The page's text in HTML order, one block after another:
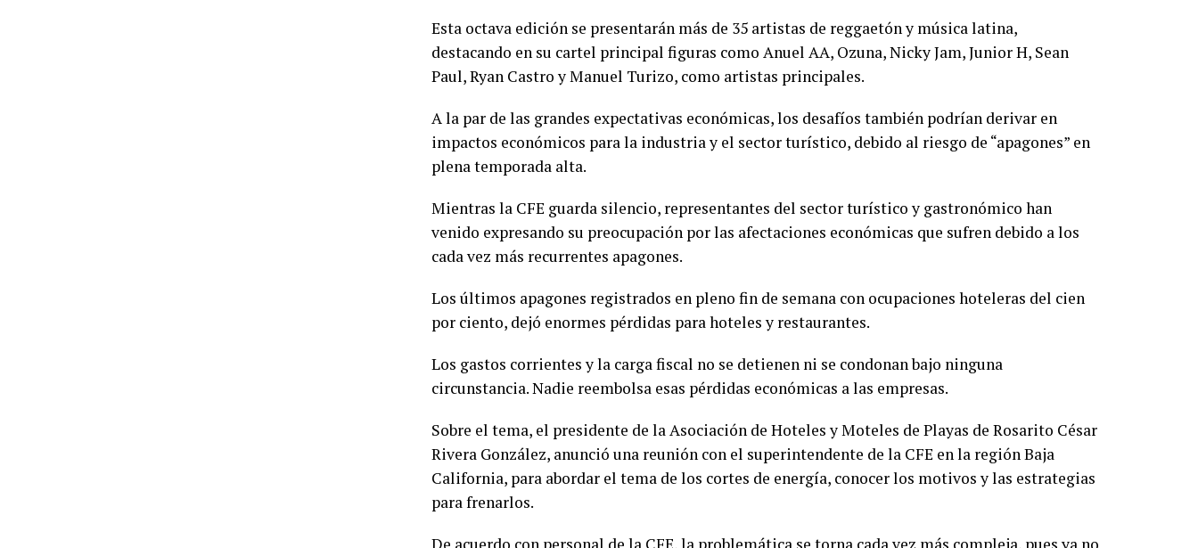
Esta octava edición se presentarán más de 35 artistas de reggaetón y música latina,
destacando en su cartel principal figuras como Anuel AA, Ozuna, Nicky Jam, Junior H, Sean
Paul, Ryan Castro y Manuel Turizo, como artistas principales.
A la par de las grandes expectativas económicas, los desafíos también podrían derivar en
impactos económicos para la industria y el sector turístico, debido al riesgo de “apagones” en
plena temporada alta.
Mientras la CFE guarda silencio, representantes del sector turístico y gastronómico han
venido expresando su preocupación por las afectaciones económicas que sufren debido a los
cada vez más recurrentes apagones.
Los últimos apagones registrados en pleno fin de semana con ocupaciones hoteleras del cien
por ciento, dejó enormes pérdidas para hoteles y restaurantes.
Los gastos corrientes y la carga fiscal no se detienen ni se condonan bajo ninguna
circunstancia. Nadie reembolsa esas pérdidas económicas a las empresas.
Sobre el tema, el presidente de la Asociación de Hoteles y Moteles de Playas de Rosarito César
Rivera González, anunció una reunión con el superintendente de la CFE en la región Baja
California, para abordar el tema de los cortes de energía, conocer los motivos y las estrategias
para frenarlos.
De acuerdo con personal de la CFE, la problemática se torna cada vez más compleja, pues ya no